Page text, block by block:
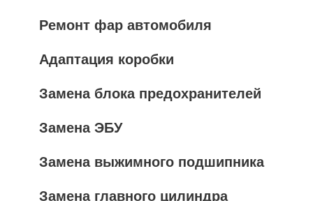
Ремонт фар автомобиля
Адаптация коробки
Замена блока предохранителей
Замена ЭБУ
Замена выжимного подшипника
Замена главного цилиндра